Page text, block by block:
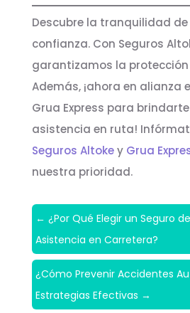
Descubre la tranquilidad
confianza. Con Seguros
garantizamos la
Además, ¡ahora en alianza
Grua Express para
asistencia en ruta!
Seguros Altokey Grua
nuestra prioridad.
← ¿Por Qué Elegir un Seguro
Asistencia en Carretera?
¿Cómo Prevenir Accidentes
Estrategias Efectivas →